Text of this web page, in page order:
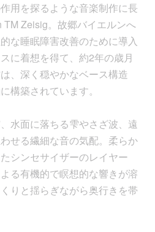
用を探るような音楽制作に長
Zeisig。故郷バイエルンへ
な睡眠障害改善のために導入
に着想を得て、約2年の歳月
、深く穏やかなベース構造
構築されています。
水面に落ちる雫やさざ波、遠
せる繊細な音の気配。柔らか
シンセサイザーのレイヤー
る有機的で瞑想的な響きが溶
りと揺らぎながら奥行きを帯